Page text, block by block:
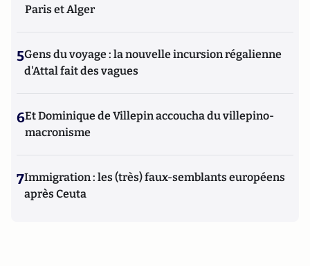
Paris et Alger
5Gens du voyage : la nouvelle incursion régalienne
d'Attal fait des vagues
6Et Dominique de Villepin accoucha du villepino-
macronisme
7Immigration : les (très) faux-semblants européens
après Ceuta